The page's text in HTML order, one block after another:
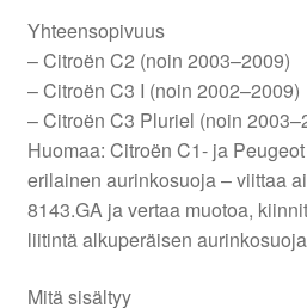
Yhteensopivuus
– Citroën C2 (noin 2003–2009)
– Citroën C3 I (noin 2002–2009)
– Citroën C3 Pluriel (noin
Huomaa: Citroën C1- ja
erilainen aurinkosuoja – viittaa
8143.GA ja vertaa muotoa,
liitintä alkuperäisen
Mitä sisältyy